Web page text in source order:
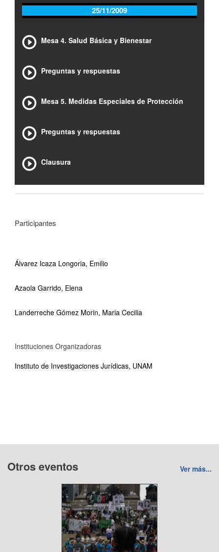
25/11/2009
Mesa 4. Salud Básica y Bienestar
Preguntas y respuestas
Mesa 5. Medidas Especiales de Protección
Preguntas y respuestas
Clausura
Participantes
Álvarez Icaza Longoria, Emilio
Azaola Garrido, Elena
Landerreche Gómez Morin, Maria Cecilia
Instituciones Organizadoras
Instituto de Investigaciones Jurídicas, UNAM
Otros eventos Ver más...